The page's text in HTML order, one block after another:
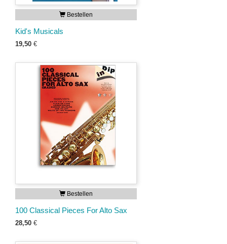
Bestellen
Kid's Musicals
19,50 €
Bestellen
100 Classical Pieces For Alto Sax
28,50 €